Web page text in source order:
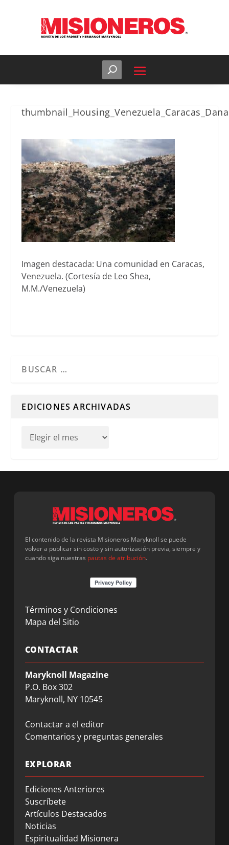
Imagen destacada: Una comunidad en Caracas,
Venezuela. (Cortesía de Leo Shea,
M.M./Venezuela)
EDICIONES ARCHIVADAS
El contenido de la revista Misioneros Maryknoll se puede
volver a publicar sin costo y sin autorización previa, siempre y
cuando siga nuestras pautas de atribución.
Términos y Condiciones
Mapa del Sitio
CONTACTAR
Maryknoll Magazine
P.O. Box 302
Maryknoll, NY 10545
Contactar a el editor
Comentarios y preguntas generales
EXPLORAR
Ediciones Anteriores
Suscríbete
Artículos Destacados
Noticias
Espiritualidad Misionera